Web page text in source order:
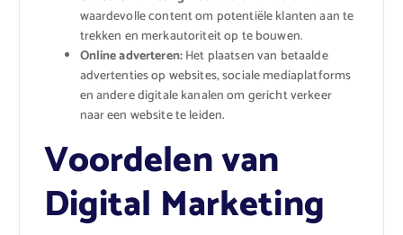
waardevolle content om potentiële klanten aan te
trekken en merkautoriteit op te bouwen.
Online adverteren:Het plaatsen van betaalde
advertenties op websites, sociale mediaplatforms
en andere digitale kanalen om gericht verkeer
naar een website te leiden.
Voordelen van
Digital Marketing